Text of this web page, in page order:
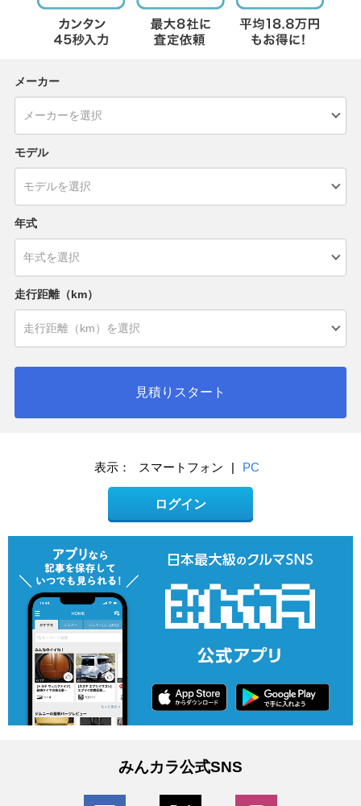
メーカー
モデル
年式
走行距離（km）
見積りスタート
表示： スマートフォン | PC
ログイン
みんカラ公式SNS